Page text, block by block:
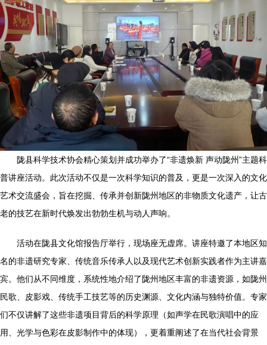
陇县科学技术协会精心策划并成功举办了“非遗焕新 声动陇州”主题科
普讲座活动。此次活动不仅是一次科学知识的普及，更是一次深入的文化
艺术交流盛会，旨在挖掘、传承并创新陇州地区的非物质文化遗产，让古
老的技艺在新时代焕发出勃勃生机与动人声响。
活动在陇县文化馆报告厅举行，现场座无虚席。讲座特邀了本地区知
名的非遗研究专家、传统音乐传承人以及现代艺术创新实践者作为主讲嘉
宾。他们从不同维度，系统性地介绍了陇州地区丰富的非遗资源，如陇州
民歌、皮影戏、传统手工技艺等的历史渊源、文化内涵与独特价值。专家
们不仅讲解了这些非遗项目背后的科学原理（如声学在民歌演唱中的应
用、光学与色彩在皮影制作中的体现），更着重阐述了在当代社会背景